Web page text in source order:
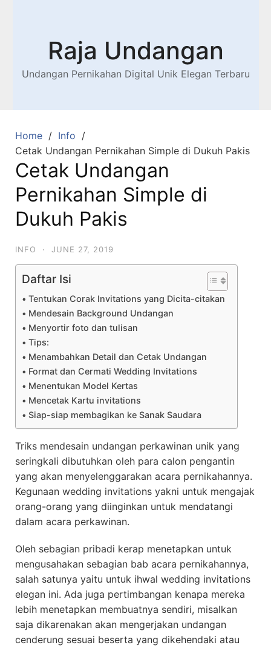
Raja Undangan
Undangan Pernikahan Digital Unik Elegan Terbaru
Home
Info
Cetak Undangan Pernikahan Simple di Dukuh Pakis
Cetak Undangan
Pernikahan Simple di
Dukuh Pakis
INFO · JUNE 27, 2019
Daftar Isi
Tentukan Corak Invitations yang Dicita-citakan
Mendesain Background Undangan
Menyortir foto dan tulisan
Tips:
Menambahkan Detail dan Cetak Undangan
Format dan Cermati Wedding Invitations
Menentukan Model Kertas
Mencetak Kartu invitations
Siap-siap membagikan ke Sanak Saudara
Triks mendesain undangan perkawinan unik yang
seringkali dibutuhkan oleh para calon pengantin
yang akan menyelenggarakan acara pernikahannya.
Kegunaan wedding invitations yakni untuk mengajak
orang-orang yang diinginkan untuk mendatangi
dalam acara perkawinan.
Oleh sebagian pribadi kerap menetapkan untuk
mengusahakan sebagian bab acara pernikahannya,
salah satunya yaitu untuk ihwal wedding invitations
elegan ini. Ada juga pertimbangan kenapa mereka
lebih menetapkan membuatnya sendiri, misalkan
saja dikarenakan akan mengerjakan undangan
cenderung sesuai beserta yang dikehendaki atau